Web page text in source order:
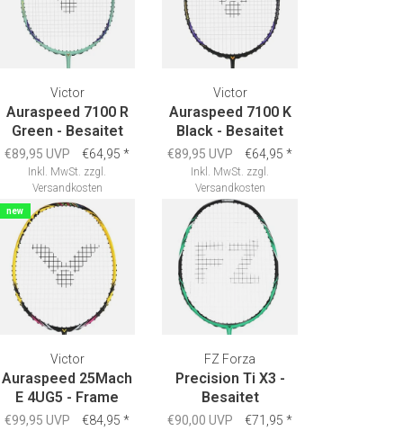
Victor
Auraspeed 7100 R
Green - Besaitet
€89,95 UVP €64,95 *
Inkl. MwSt. zzgl.
Versandkosten
Victor
Auraspeed 7100 K
Black - Besaitet
€89,95 UVP €64,95 *
Inkl. MwSt. zzgl.
Versandkosten
new
Victor
Auraspeed 25Mach
E 4UG5 - Frame
€99,95 UVP €84,95 *
FZ Forza
Precision Ti X3 -
Besaitet
€90,00 UVP €71,95 *